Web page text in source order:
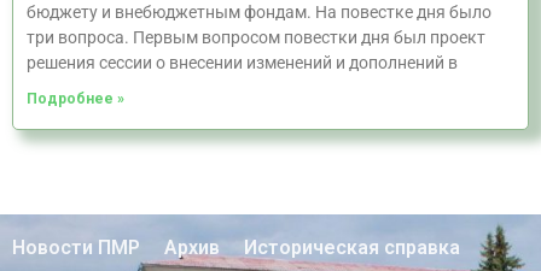
бюджету и внебюджетным фондам. На повестке дня было
три вопроса. Первым вопросом повестки дня был проект
решения сессии о внесении изменений и дополнений в
Подробнее »
Новости ПМР Архив Историческая справка